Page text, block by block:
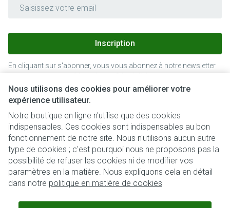
Nous utilisons des cookies pour améliorer votre
expérience utilisateur.
Notre boutique en ligne n'utilise que des cookies
indispensables. Ces cookies sont indispensables au bon
fonctionnement de notre site. Nous n'utilisons aucun autre
type de cookies ; c'est pourquoi nous ne proposons pas la
possibilité de refuser les cookies ni de modifier vos
paramètres en la matière. Nous expliquons cela en détail
dans notre politique en matière de cookies
Inscription
En cliquant sur s'abonner, vous vous abonnez à notre newsletter
et acceptez notrepolitique de confidentialité.
Liens légaux